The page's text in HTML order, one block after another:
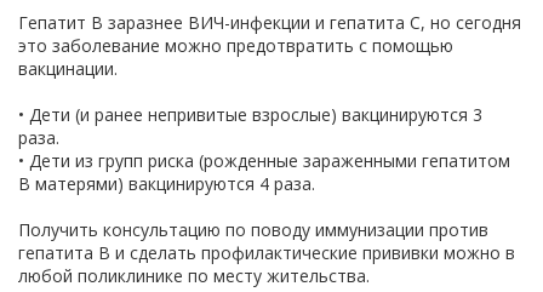
Гепатит В заразнее ВИЧ-инфекции и гепатита С, но сегодня
это заболевание можно предотвратить с помощью
вакцинации.
• Дети (и ранее непривитые взрослые) вакцинируются 3
раза.
• Дети из групп риска (рожденные зараженными гепатитом
B матерями) вакцинируются 4 раза.
Получить консультацию по поводу иммунизации против
гепатита B и сделать профилактические прививки можно в
любой поликлинике по месту жительства.